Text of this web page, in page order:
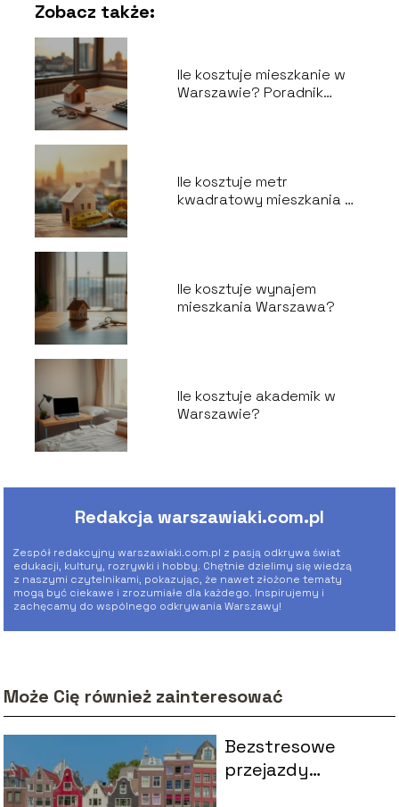
Zobacz także:
Ile kosztuje mieszkanie w
Warszawie? Poradnik
Ile kosztuje metr
kwadratowy mieszkania w
Ile kosztuje wynajem
mieszkania Warszawa?
Ile kosztuje akademik w
Warszawie?
Redakcja warszawiaki.com.pl
Zespół redakcyjny warszawiaki.com.pl z pasją odkrywa świat
edukacji, kultury, rozrywki i hobby. Chętnie dzielimy się wiedzą
z naszymi czytelnikami, pokazując, że nawet złożone tematy
mogą być ciekawe i zrozumiałe dla każdego. Inspirujemy i
zachęcamy do wspólnego odkrywania Warszawy!
Może Cię również zainteresować
Bezstresowe
przejazdy